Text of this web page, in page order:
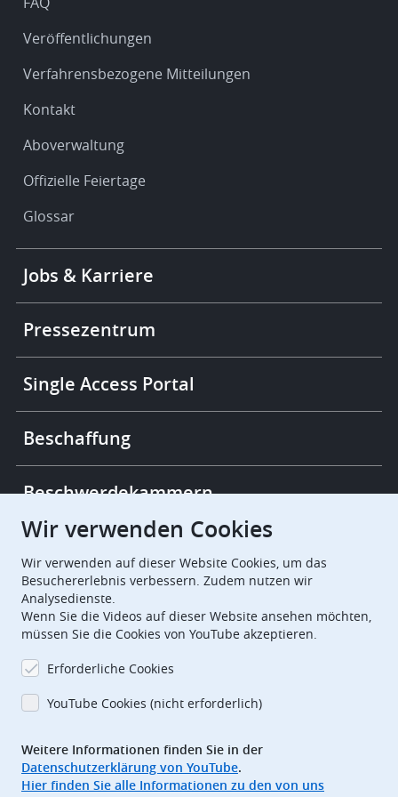
Veröffentlichungen
Verfahrensbezogene Mitteilungen
Kontakt
Aboverwaltung
Offizielle Feiertage
Glossar
More
links
Jobs & Karriere
Pressezentrum
Single Access Portal
Beschaffung
Beschwerdekammern
EuropeanPatentOffice
EPO Procurement
TheEPO
Wir verwenden Cookies
Wir verwenden auf dieser Website Cookies, um das
Besuchererlebnis verbessern. Zudem nutzen wir
Analysedienste.
Wenn Sie die Videos auf dieser Website ansehen möchten,
müssen Sie die Cookies von YouTube akzeptieren.
Erforderliche Cookies
YouTube Cookies (nicht erforderlich)
Weitere Informationen finden Sie in der
Datenschutzerklärung von YouTube.
Hier finden Sie alle Informationen zu den von uns